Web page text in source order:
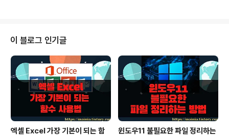
을 끊고 다시 접속해서 비밀번호를 다시 입력할 수 있는 에
디터창이 나타나지 않습니다. 자동 연결을 체크했기 때문
입니다. ▼ 다시 비밀번호를 변경하기 위해서는 기존 연
결을 삭제해야 합니다. 윈도우 설정 > 네트워크 및 인터넷
메뉴를 클릭합니다. ▼ Wi-Fi 화면에서 “알려진 네트워크
관리” 라는 메뉴를 찾아 한 단계 ..
이 블로그 인기글
엑셀 Excel 가장 기본이 되는 함
윈도우11 불필요한 파일 정리하는